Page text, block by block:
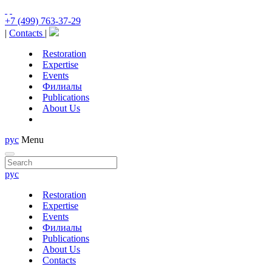
+7 (499) 763-37-29
| Contacts |
Restoration
Expertise
Events
Филиалы
Publications
About Us
рус Menu
рус
Restoration
Expertise
Events
Филиалы
Publications
About Us
Contacts